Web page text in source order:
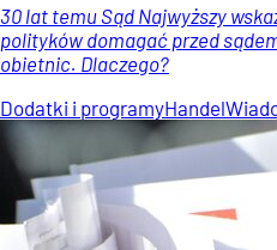
30 lat temu Sąd Najwyższy
polityków domagać przed
obietnic. Dlaczego?
Dodatki i programyHandel